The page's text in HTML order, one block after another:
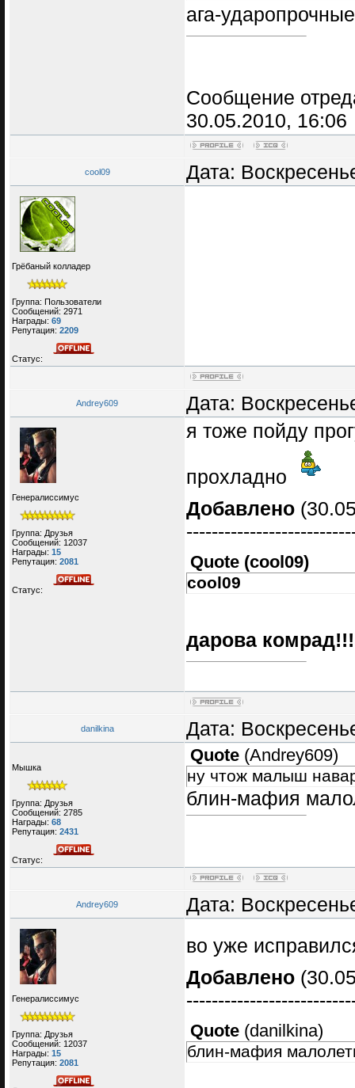
ага-
Сообщение
30.05.2010, 16:06
cool09 Дата:
Грёбаный колладер
Группа: Пользователи
Сообщений: 2971
Награды: 69
Репутация: 2209
Статус:
Andrey609 Дата:
Генералиссимус
Группа: Друзья
Сообщений: 12037
Награды: 15
Репутация: 2081
Статус:
я тоже пойду
прохладно
Добавлено
Quote (cool09)
cool09
дарова комрад!!!
danilkina Дата:
Мышка
Группа: Друзья
Сообщений: 2785
Награды: 68
Репутация: 2431
Статус:
Quote (Andrey609)
ну чтож малыш
блин-мафия
Andrey609 Дата:
Генералиссимус
Группа: Друзья
Сообщений: 12037
Награды: 15
Репутация: 2081
во уже
Добавлено
Quote (danilkina)
блин-мафия